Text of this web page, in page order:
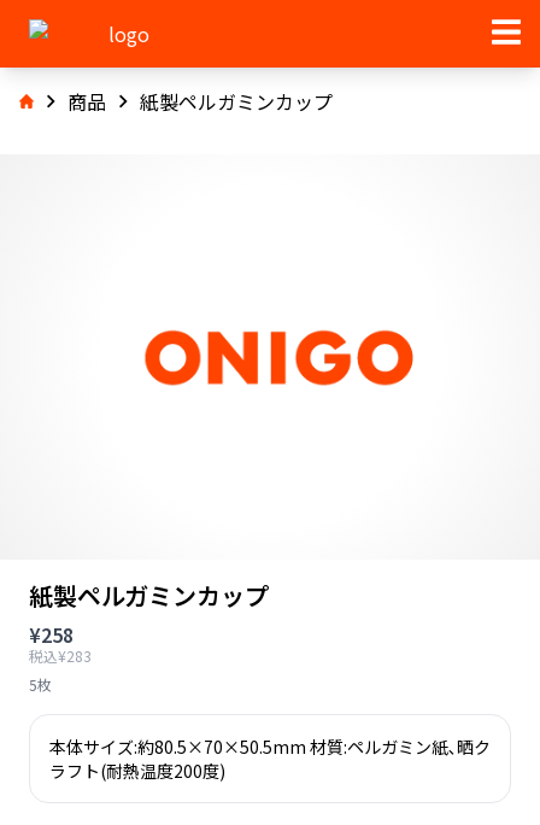
商品 紙製ペルガミンカップ
紙製ペルガミンカップ
¥258
税込¥283
5枚
本体サイズ:約80.5×70×50.5mm 材質:ペルガミン紙､晒ク
ラフト(耐熱温度200度)